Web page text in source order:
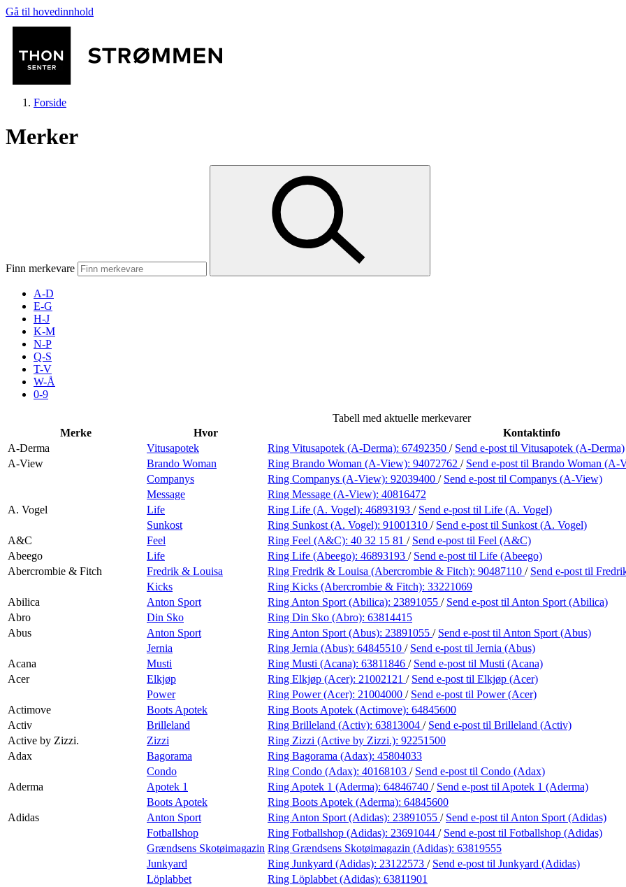
Gå til hovedinnhold
Mat og drikke
Inspirasjon
Praktisk informasjon
Forside
Merker
Finn merkevare
A-D
E-G
H-J
K-M
N-P
Q-S
T-V
W-Å
0-9
Tabell med aktuelle merkevarer
Merke
Hvor
Kontaktinfo
A-Derma
Vitusapotek Ring Vitusapotek (A-Derma): 67492350 / Send e-post til Vitusapotek (A-Derma)
A-View
Brando Woman Ring Brando Woman (A-View): 94072762 / Send e-post til Brando Woman (A-
Companys
Ring Companys (A-View): 92039400 / Send e-post til Companys (A-View)
Message
Ring Message (A-View): 40816472
A. Vogel
Life Ring Life (A. Vogel): 46893193 / Send e-post til Life (A. Vogel)
Sunkost
Ring Sunkost (A. Vogel): 91001310 / Send e-post til Sunkost (A. Vogel)
A&C
Feel Ring Feel (A&C): 40 32 15 81 / Send e-post til Feel (A&C)
Abeego
Life Ring Life (Abeego): 46893193 / Send e-post til Life (Abeego)
Abercrombie & Fitch
Fredrik & Louisa Ring Fredrik & Louisa (Abercrombie & Fitch): 90487110 / Send e-post til
Kicks
Ring Kicks (Abercrombie & Fitch): 33221069
Abilica
Anton Sport Ring Anton Sport (Abilica): 23891055 / Send e-post til Anton Sport (Abilica)
Abro
Din Sko Ring Din Sko (Abro): 63814415
Abus
Anton Sport Ring Anton Sport (Abus): 23891055 / Send e-post til Anton Sport (Abus)
Jernia
Ring Jernia (Abus): 64845510 / Send e-post til Jernia (Abus)
Acana
Musti Ring Musti (Acana): 63811846 / Send e-post til Musti (Acana)
Acer
Elkjøp Ring Elkjøp (Acer): 21002121 / Send e-post til Elkjøp (Acer)
Power
Ring Power (Acer): 21004000 / Send e-post til Power (Acer)
Actimove
Boots Apotek Ring Boots Apotek (Actimove): 64845600
Activ
Brilleland Ring Brilleland (Activ): 63813004 / Send e-post til Brilleland (Activ)
Active by Zizzi.
Zizzi Ring Zizzi (Active by Zizzi.): 92251500
Adax
Bagorama Ring Bagorama (Adax): 45804033
Condo
Ring Condo (Adax): 40168103 / Send e-post til Condo (Adax)
Aderma
Apotek 1 Ring Apotek 1 (Aderma): 64846740 / Send e-post til Apotek 1 (Aderma)
Boots Apotek
Ring Boots Apotek (Aderma): 64845600
Adidas
Anton Sport Ring Anton Sport (Adidas): 23891055 / Send e-post til Anton Sport (Adidas)
Fotballshop
Ring Fotballshop (Adidas): 23691044 / Send e-post til Fotballshop (Adidas)
Grændsens Skotøimagazin Ring Grændsens Skotøimagazin (Adidas): 63819555
Junkyard
Ring Junkyard (Adidas): 23122573 / Send e-post til Junkyard (Adidas)
Löplabbet
Ring Löplabbet (Adidas): 63811901